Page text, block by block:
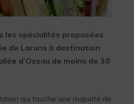
les spécialités proposées
de Laruns à destination
d’Ossau de moins de 30
qui touche une majorité de